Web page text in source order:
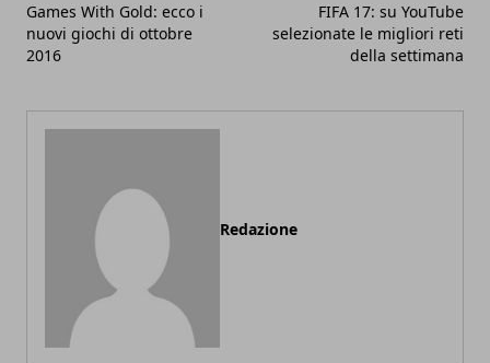
Games With Gold: ecco i
nuovi giochi di ottobre
2016
FIFA 17: su YouTube
selezionate le migliori reti
della settimana
Redazione